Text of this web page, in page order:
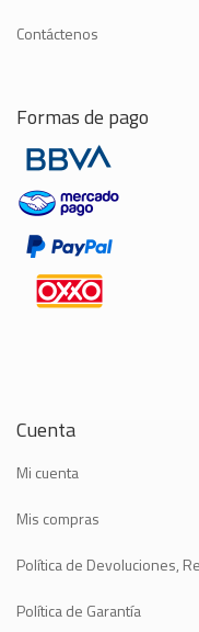
Contáctenos
Formas de pago
Cuenta
Mi cuenta
Mis compras
Política de Devoluciones,
Política de Garantía